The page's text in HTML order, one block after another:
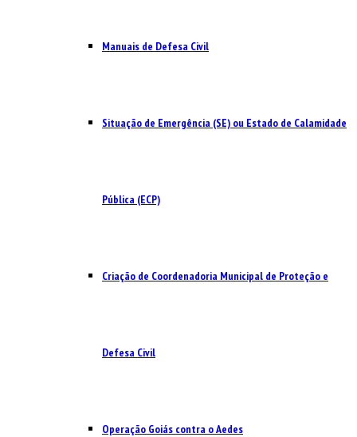
Manuais de Defesa Civil
Situação de Emergência (SE) ou Estado de Calamidade
Pública (ECP)
Criação de Coordenadoria Municipal de Proteção e
Defesa Civil
Operação Goiás contra o Aedes